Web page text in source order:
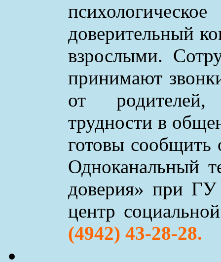
доверительный
взрослыми.
принимают
от
трудности в
готовы сообщить
Одноканальный
доверия» при ГУ
центр
(4942) 43-28-28.